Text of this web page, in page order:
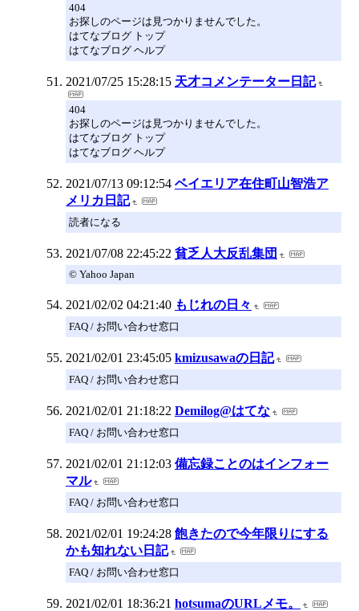
404
お探しのページは見つかりませんでした。
はてなブログ トップ
はてなブログ ヘルプ
2021/07/25 15:28:15 天才コメンテーター日記
404
お探しのページは見つかりませんでした。
はてなブログ トップ
はてなブログ ヘルプ
2021/07/13 09:12:54 ベイエリア在住町山智浩ア
メリカ日記
読者になる
2021/07/08 22:45:22 貧乏人大反乱集団
© Yahoo Japan
2021/02/02 04:21:40 もじれの日々
FAQ / お問い合わせ窓口
2021/02/01 23:45:05 kmizusawaの日記
FAQ / お問い合わせ窓口
2021/02/01 21:18:22 Demilog@はてな
FAQ / お問い合わせ窓口
2021/02/01 21:12:03 備忘録ことのはインフォー
マル
FAQ / お問い合わせ窓口
2021/02/01 19:24:28 飽きたので今年限りにする
かも知れない日記
FAQ / お問い合わせ窓口
2021/02/01 18:36:21 hotsumaのURLメモ。